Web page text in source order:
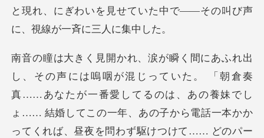
ログアウトします
と現れ、にぎわいを見
たが一番愛してるのは、あの養妹でし
ょ…… 結婚してこの一年、あの子から電話一本かか
ってくれば、昼夜を